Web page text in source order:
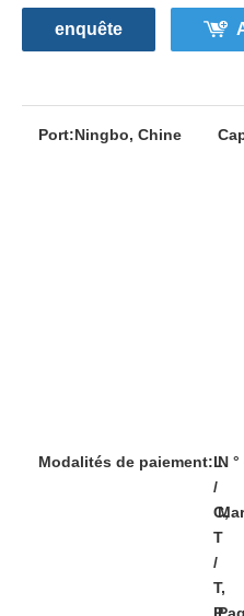
enquête
Port:Ningbo, Chine
Modalités de paiement:L
/
C,
T
/
T,
N